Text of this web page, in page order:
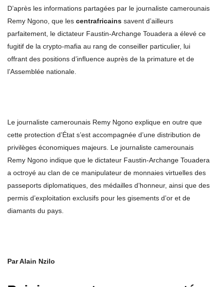
D’après les informations partagées par le journaliste camerounais
Remy Ngono, que les centrafricains savent d’ailleurs
parfaitement, le dictateur Faustin-Archange Touadera a élevé ce
fugitif de la crypto-mafia au rang de conseiller particulier, lui
offrant des positions d’influence auprès de la primature et de
l’Assemblée nationale.
Le journaliste camerounais Remy Ngono explique en outre que
cette protection d’État s’est accompagnée d’une distribution de
privilèges économiques majeurs. Le journaliste camerounais
Remy Ngono indique que le dictateur Faustin-Archange Touadera
a octroyé au clan de ce manipulateur de monnaies virtuelles des
passeports diplomatiques, des médailles d’honneur, ainsi que des
permis d’exploitation exclusifs pour les gisements d’or et de
diamants du pays.
Par Alain Nzilo